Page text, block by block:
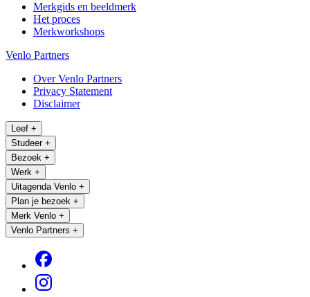
Merkgids en beeldmerk
Het proces
Merkworkshops
Venlo Partners
Over Venlo Partners
Privacy Statement
Disclaimer
Leef +
Studeer +
Bezoek +
Werk +
Uitagenda Venlo +
Plan je bezoek +
Merk Venlo +
Venlo Partners +